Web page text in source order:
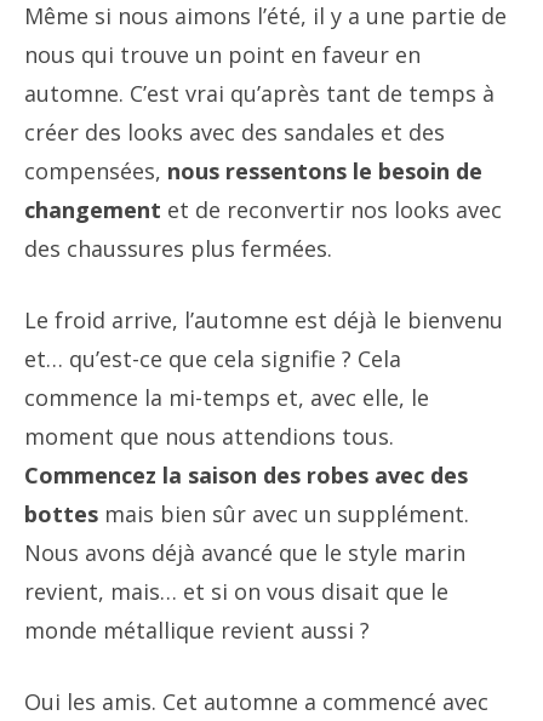
Même si nous aimons l’été, il y a une partie de
nous qui trouve un point en faveur en
automne. C’est vrai qu’après tant de temps à
créer des looks avec des sandales et des
compensées, nous ressentons le besoin de
changement et de reconvertir nos looks avec
des chaussures plus fermées.
Le froid arrive, l’automne est déjà le bienvenu
et… qu’est-ce que cela signifie ? Cela
commence la mi-temps et, avec elle, le
moment que nous attendions tous.
Commencez la saison des robes avec des
bottes mais bien sûr avec un supplément.
Nous avons déjà avancé que le style marin
revient, mais… et si on vous disait que le
monde métallique revient aussi ?
Oui les amis. Cet automne a commencé avec